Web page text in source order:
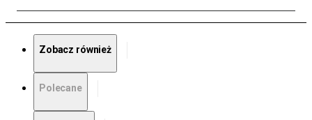
Zobacz również
Polecane